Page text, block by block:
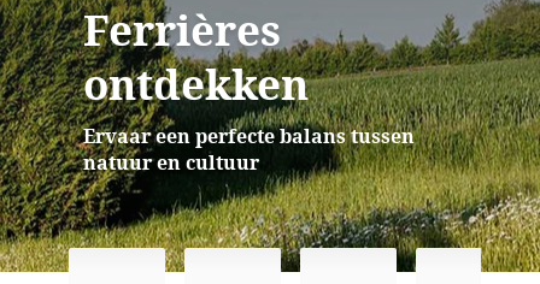
Ferrières
ontdekken
Ervaar een perfecte balans tussen
natuur en cultuur